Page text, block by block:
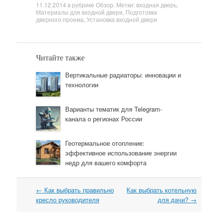
11.12.2014 в рубрике Обзор . Метки: входная дверь,
Материалы для входной двери Подготовка
дверного проема Установка входной двери
Читайте также
Вертикальные радиаторы: инновации и
технологии
Варианты тематик для Telegram-
канала о регионах России
Геотермальное отопление:
эффективное использование энергии
недр для вашего комфорта
Навигация
← Как выбрать правильно
кресло руководителя
Как выбрать котельную
для дачи? →